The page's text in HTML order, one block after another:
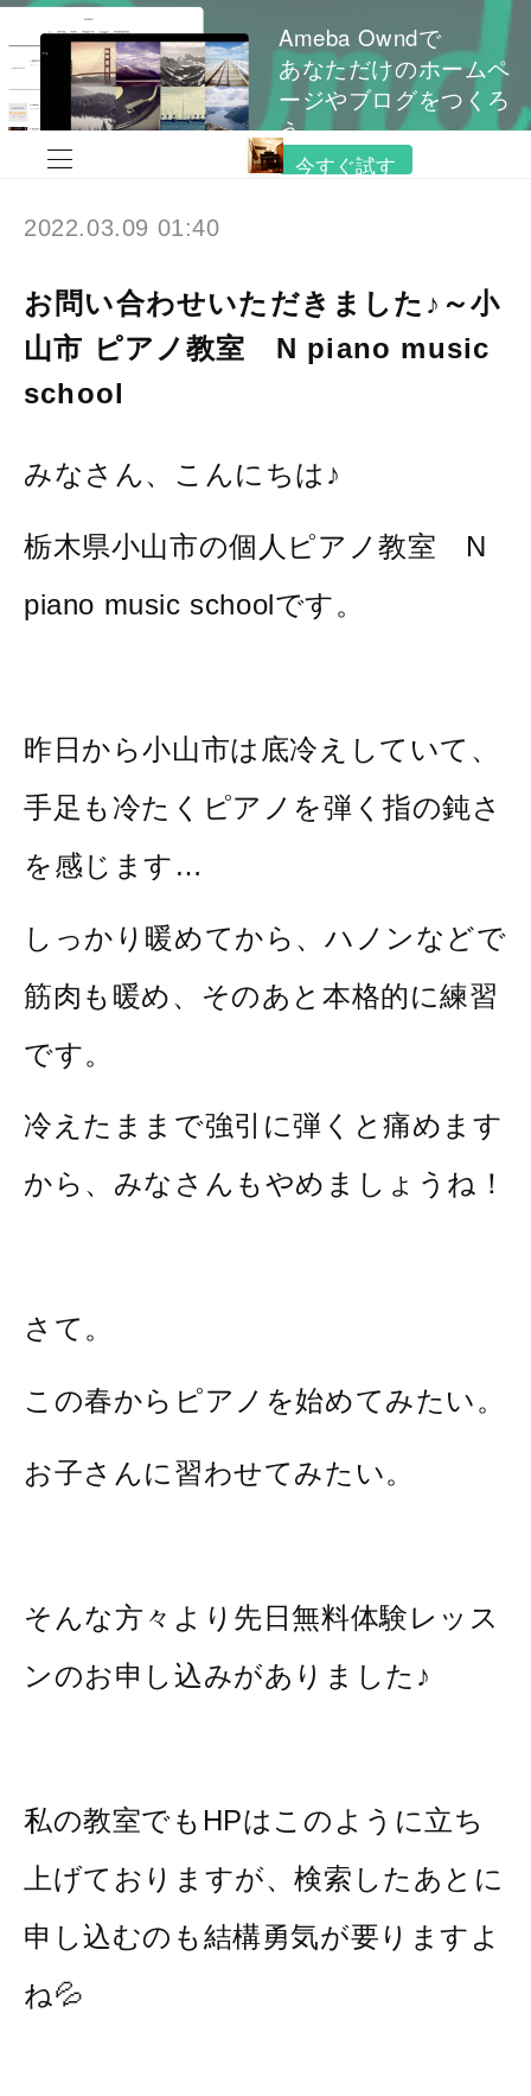
Ameba Owndで
あなただけのホームペ
ージやブログをつくろ
う
今すぐ試す
2022.03.09 01:40
お問い合わせいただきました♪～小
山市 ピアノ教室 N piano music
school
みなさん、こんにちは♪
栃木県小山市の個人ピアノ教室 N
piano music schoolです。
昨日から小山市は底冷えしていて、
手足も冷たくピアノを弾く指の鈍さ
を感じます…
しっかり暖めてから、ハノンなどで
筋肉も暖め、そのあと本格的に練習
です。
冷えたままで強引に弾くと痛めます
から、みなさんもやめましょうね！
さて。
この春からピアノを始めてみたい。
お子さんに習わせてみたい。
そんな方々より先日無料体験レッス
ンのお申し込みがありました♪
私の教室でもHPはこのように立ち
上げておりますが、検索したあとに
申し込むのも結構勇気が要りますよ
ね💦